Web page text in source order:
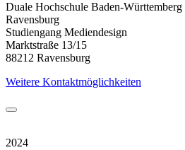
Duale Hochschule Baden-Württemberg
Ravensburg
Studiengang Mediendesign
Marktstraße 13/15
88212 Ravensburg
Weitere Kontaktmöglichkeiten
2024